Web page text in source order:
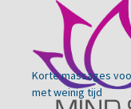
Korte massages
met weinig tijd